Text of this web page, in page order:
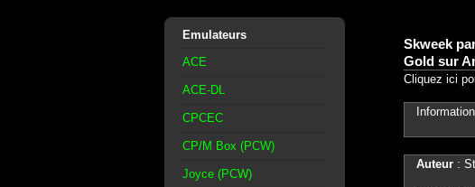
Emulateurs
ACE
ACE-DL
CPCEC
CP/M Box (PCW)
Joyce (PCW)
Skweek
Gold sur
Cliquez ici
Auteur: